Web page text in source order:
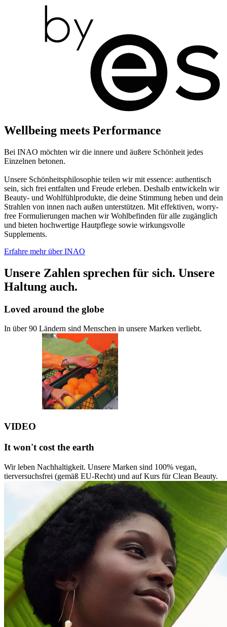
Wellbeing meets Performance
Bei INAO möchten wir die innere und äußere Schönheit jedes
Einzelnen betonen.
Unsere Schönheitsphilosophie teilen wir mit essence: authentisch
sein, sich frei entfalten und Freude erleben. Deshalb entwickeln wir
Beauty- und Wohlfühlprodukte, die deine Stimmung heben und dein
Strahlen von innen nach außen unterstützen. Mit effektiven, worry-
free Formulierungen machen wir Wohlbefinden für alle zugänglich
und bieten hochwertige Hautpflege sowie wirkungsvolle
Supplements.
Erfahre mehr über INAO
Unsere Zahlen sprechen für sich. Unsere
Haltung auch.
Loved around the globe
In über 90 Ländern sind Menschen in unsere Marken verliebt.
VIDEO
It won't cost the earth
Wir leben Nachhaltigkeit. Unsere Marken sind 100% vegan,
tierversuchsfrei (gemäß EU-Recht) und auf Kurs für Clean Beauty.